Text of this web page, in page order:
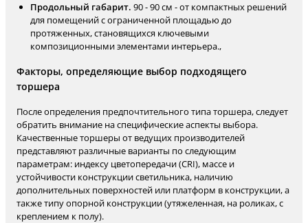
Продольный габарит. 90 - 90 см - от компактных решений
для помещений с ограниченной площадью до
протяженных, становящихся ключевыми
композиционными элементами интерьера.,
Факторы, определяющие выбор подходящего
торшера
После определения предпочтительного типа торшера, следует
обратить внимание на специфические аспекты выбора.
Качественные торшеры от ведущих производителей
представляют различные варианты по следующим
параметрам: индексу цветопередачи (CRI), массе и
устойчивости конструкции светильника, наличию
дополнительных поверхностей или платформ в конструкции, а
также типу опорной конструкции (утяжеленная, на роликах, с
креплением к полу).